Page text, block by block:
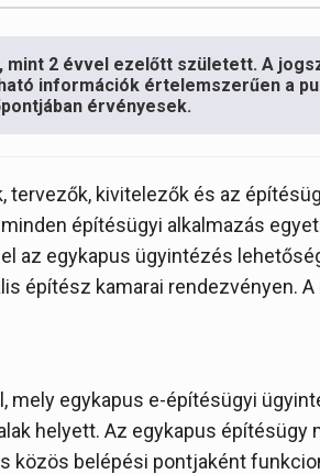
mint 2 évvel ezelőtt született. A
információk értelemszerűen a
érvényesek.
tervezők, kivitelezők és az
építésügyi alkalmazás
az egykapus ügyintézés
építész kamarai rendezvényen.
mely egykapus e-építésügyi
helyett. Az egykapus építésügy
közös belépési pontjaként